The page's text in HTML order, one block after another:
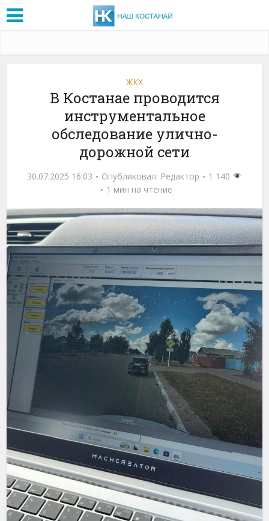
ЖКХ
В Костанае проводится
инструментальное
обследование улично-
дорожной сети
30.07.2025 16:03 Опубликовал: Редактор
1 140
1 мин на чтение